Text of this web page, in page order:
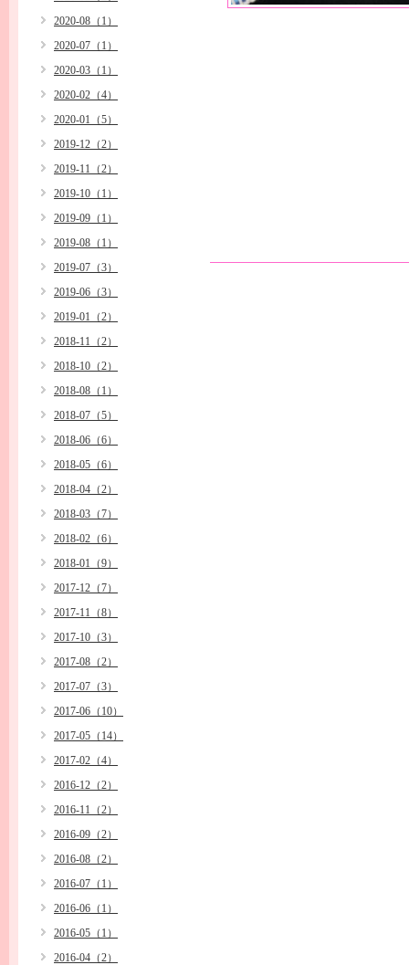
2020-08（1）
2020-07（1）
2020-03（1）
2020-02（4）
2020-01（5）
2019-12（2）
2019-11（2）
2019-10（1）
2019-09（1）
2019-08（1）
2019-07（3）
2019-06（3）
2019-01（2）
2018-11（2）
2018-10（2）
2018-08（1）
2018-07（5）
2018-06（6）
2018-05（6）
2018-04（2）
2018-03（7）
2018-02（6）
2018-01（9）
2017-12（7）
2017-11（8）
2017-10（3）
2017-08（2）
2017-07（3）
2017-06（10）
2017-05（14）
2017-02（4）
2016-12（2）
2016-11（2）
2016-09（2）
2016-08（2）
2016-07（1）
2016-06（1）
2016-05（1）
2016-04（2）